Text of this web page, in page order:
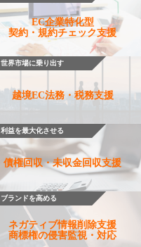
EC企業特化型
契約・規約チェック支援
世界市場に乗り出す
越境EC法務・税務支援
利益を最大化させる
債権回収・未収金回収支援
ブランドを高める
ネガティブ情報削除支援
商標権の侵害監視・対応